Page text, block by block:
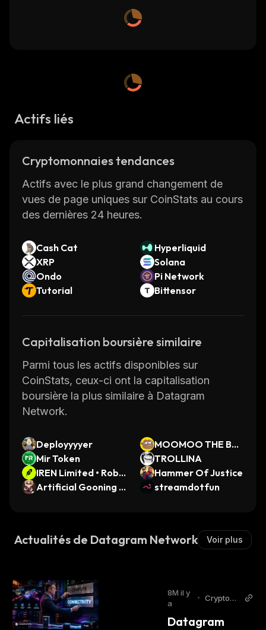
Actifs liés
Cryptomonnaies tendances
Actifs avec le plus grand changement de
vues de page uniques sur CoinStats au cours
des dernières 24 heures.
Cash Cat
Hyperliquid
XRP
Solana
Ondo
Pi Network
Tutorial
Bittensor
Capitalisation boursière similaire
Parmi tous les actifs disponibles sur
CoinStats, ceux-ci ont la capitalisation
boursière la plus similaire à Datagram
Network.
Deployyyyer
MOOMOO THE BUL
L
Mir Token
TROLLINA
IREN Limited • Robi
nhood Token
Hammer Of Justice
Artificial Gooning I
streamdotfun
Actualités de Datagram Network Voir plus
8M il y
a
•
CryptoDa
Datagram